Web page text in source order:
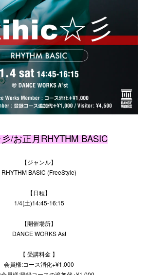
/お正月RHYTHM BASIC
【ジャンル】
RHYTHM BASIC (FreeStyle)
【日程】
1/4(土)14:45-16:15
【開催場所】
DANCE WORKS Ast
【 受講料金 】
会員様:コース消化+¥1,000